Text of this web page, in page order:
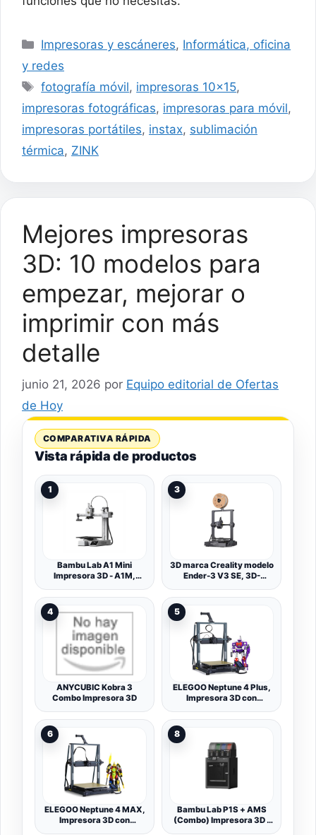
Categorías
Impresoras y escáneres, Informática, oficina
y redes
Etiquetas
fotografía móvil, impresoras 10x15,
impresoras fotográficas, impresoras para móvil,
impresoras portátiles, instax, sublimación
térmica, ZINK
Mejores impresoras
3D: 10 modelos para
empezar, mejorar o
imprimir con más
detalle
junio 21, 2026 por Equipo editorial de Ofertas
de Hoy
COMPARATIVA RÁPIDA
Vista rápida de productos
1
Bambu Lab A1 Mini
Impresora 3D - A1M,
3
3D marca Creality modelo
Ender-3 V3 SE, 3D-
4
ANYCUBIC Kobra 3
Combo Impresora 3D
5
ELEGOO Neptune 4 Plus,
Impresora 3D con
500mm/s Alta Velocidad,
Nivelación Automática en
121 Puntos, 300℃
Extrusor Directo, Tamaño
de Impresión de
320x320x385 mm
6
ELEGOO Neptune 4 MAX,
Impresora 3D con
8
Bambu Lab P1S + AMS
(Combo) Impresora 3D -